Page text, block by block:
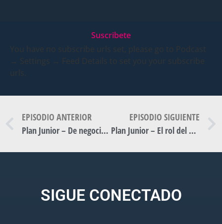
Suscribete
You have no subscribe urls set, please go to Podcast
→ Settings → Feed Details to set you your subscribe
urls.
EPISODIO ANTERIOR
Plan Junior – De negocio familiar a franquicia: Alejandra Campetella y Martín Segal.
EPISODIO SIGUIENTE
Plan Junior – El rol del area de genero en el empoderamiento de la comunidad (en youtube).
SIGUE CONECTADO